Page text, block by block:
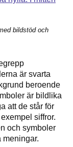
bildstöd och
är svarta
beroende
är bildlika
att de står för
siffror.
och symboler
meningar.